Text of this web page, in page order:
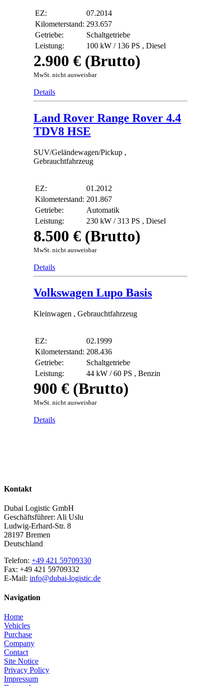
EZ:
07.2014
Kilometerstand: 293.657
Getriebe:
Schaltgetriebe
Leistung:
100 kW / 136 PS , Diesel
2.900 € (Brutto)
MwSt. nicht ausweisbar
Details
Land Rover Range Rover 4.4
TDV8 HSE
SUV/Geländewagen/Pickup ,
Gebrauchtfahrzeug
EZ:
01.2012
Kilometerstand: 201.867
Getriebe:
Automatik
Leistung:
230 kW / 313 PS , Diesel
8.500 € (Brutto)
MwSt. nicht ausweisbar
Details
Volkswagen Lupo Basis
Kleinwagen , Gebrauchtfahrzeug
EZ:
02.1999
Kilometerstand: 208.436
Getriebe:
Schaltgetriebe
Leistung:
44 kW / 60 PS , Benzin
900 € (Brutto)
MwSt. nicht ausweisbar
Details
Kontakt
Dubai Logistic GmbH
Geschäftsführer: Ali Uslu
Ludwig-Erhard-Str. 8
28197 Bremen
Deutschland
Telefon: +49 421 59709330
Fax: +49 421 59709332
E-Mail: info@dubai-logistic.de
Navigation
Home
Vehicles
Purchase
Company
Contact
Site Notice
Privacy Policy
Impressum